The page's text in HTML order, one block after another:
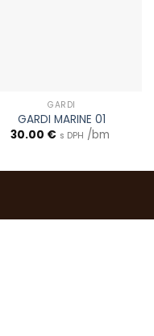
GARDI
GARDI MARINE 01
30.00 € s DPH /bm